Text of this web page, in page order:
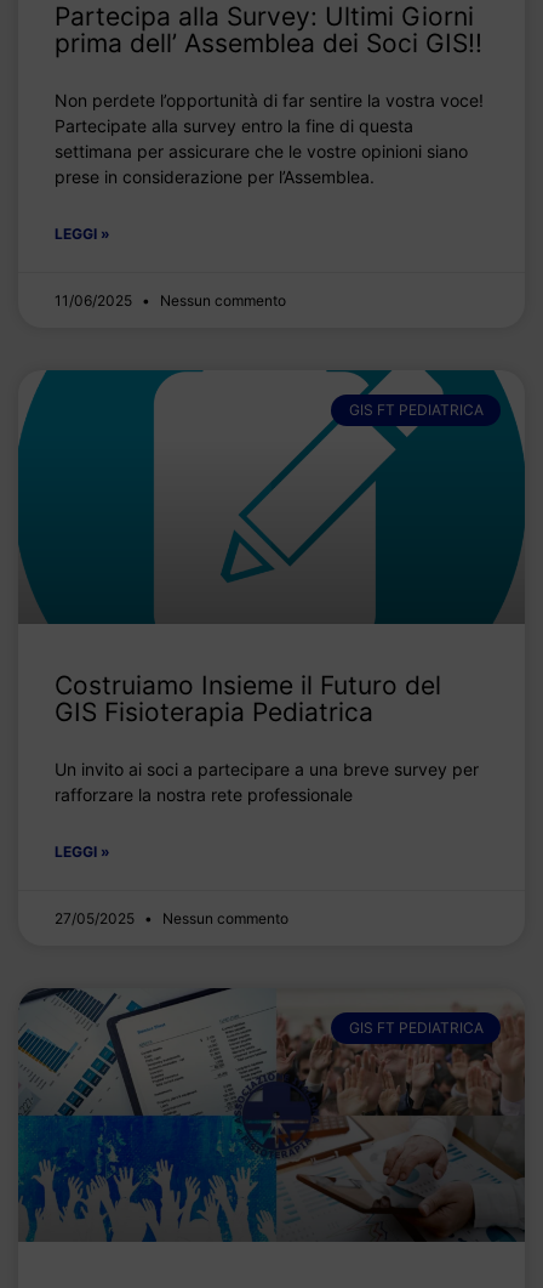
Partecipa alla Survey: Ultimi Giorni
prima dell’ Assemblea dei Soci GIS!!
Non perdete l’opportunità di far sentire la vostra voce!
Partecipate alla survey entro la fine di questa
settimana per assicurare che le vostre opinioni siano
prese in considerazione per l’Assemblea.
LEGGI »
11/06/2025 Nessun commento
GIS FT PEDIATRICA
Costruiamo Insieme il Futuro del
GIS Fisioterapia Pediatrica
Un invito ai soci a partecipare a una breve survey per
rafforzare la nostra rete professionale
LEGGI »
27/05/2025 Nessun commento
GIS FT PEDIATRICA